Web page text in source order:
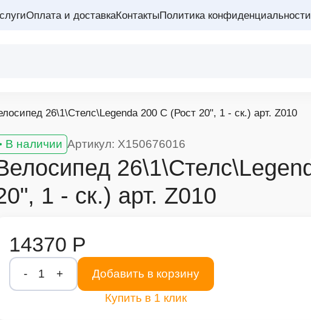
Оплата и доставкаКонтактыПолитика конфиденциальности
26\1\Стелс\Legenda 200 С (Рост 20", 1 - ск.) арт. Z010
В наличии Артикул: X150676016
1 - ск.) арт. Z010
14370 Р
- 1 +
Добавить в корзину
Купить в 1 клик